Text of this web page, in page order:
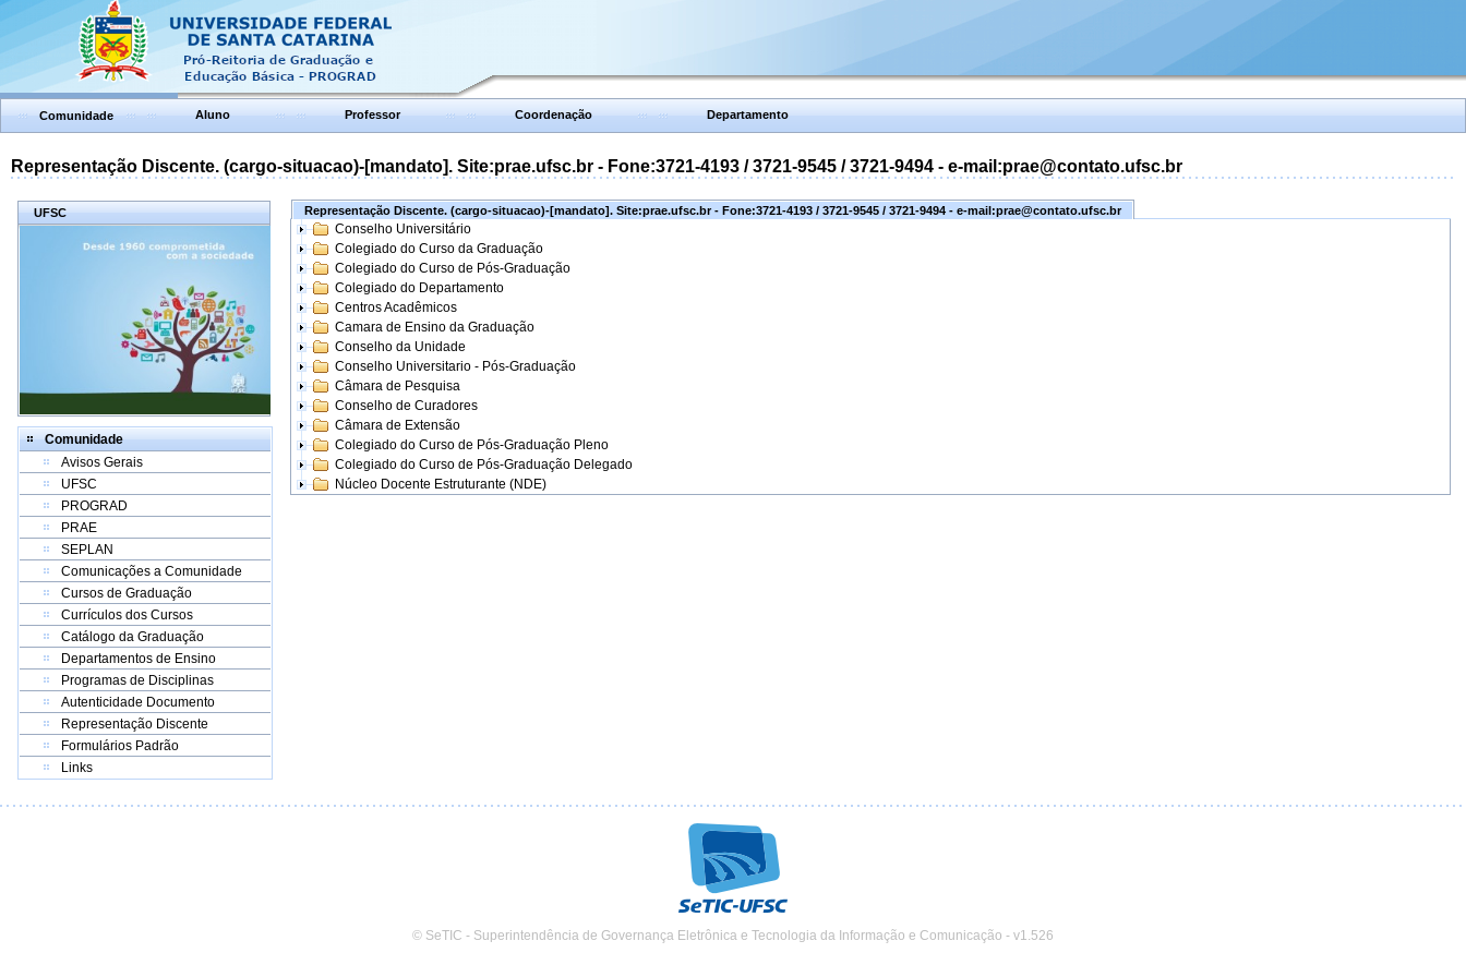
Comunidade Aluno Professor Coordenação Departamento
Representação Discente. (cargo-situacao)-[mandato]. Site:prae.ufsc.br - Fone:3721-4193 / 3721-9545 / 3721-9494 - e-mail:prae@contato.ufsc.br
UFSC
Comunidade
Avisos Gerais
UFSC
PROGRAD
PRAE
SEPLAN
Comunicações a Comunidade
Cursos de Graduação
Currículos dos Cursos
Catálogo da Graduação
Departamentos de Ensino
Programas de Disciplinas
Autenticidade Documento
Representação Discente
Formulários Padrão
Links
Representação Discente. (cargo-situacao)-[mandato]. Site:prae.ufsc.br - Fone:3721-4193 / 3721-9545 / 3721-9494 - e-mail:prae@contato.ufsc.br
Conselho Universitário
Colegiado do Curso da Graduação
Colegiado do Curso de Pós-Graduação
Colegiado do Departamento
Centros Acadêmicos
Camara de Ensino da Graduação
Conselho da Unidade
Conselho Universitario - Pós-Graduação
Câmara de Pesquisa
Conselho de Curadores
Câmara de Extensão
Colegiado do Curso de Pós-Graduação Pleno
Colegiado do Curso de Pós-Graduação Delegado
Núcleo Docente Estruturante (NDE)
© SeTIC - Superintendência de Governança Eletrônica e Tecnologia da Informação e Comunicação - v1.526